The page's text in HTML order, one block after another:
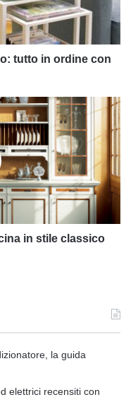
tutto in ordine con
in stile classico
la guida
elettrici recensiti con